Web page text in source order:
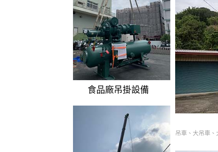
食品廠吊掛設備
吊車、大吊車